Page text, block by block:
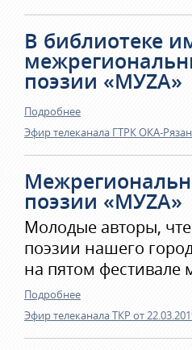
В библиотеке
поэзии «МУZА»
Подробнее
Эфир телеканала ГТРК ОКА-
поэзии «МУZА»
Молодые авторы,
поэзии нашего
на пятом
Подробнее
Эфир телеканала ТКР от